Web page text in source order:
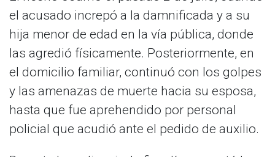
el acusado increpó a la damnificada y a su
hija menor de edad en la vía pública, donde
las agredió físicamente. Posteriormente, en
el domicilio familiar, continuó con los golpes
y las amenazas de muerte hacia su esposa,
hasta que fue aprehendido por personal
policial que acudió ante el pedido de auxilio.